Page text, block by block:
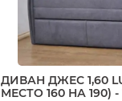
ДИВАН ДЖЕС 1,60
МЕСТО 160 НА 190) -